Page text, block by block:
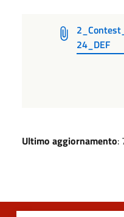
24_DEF
Ultimo aggiornamento: